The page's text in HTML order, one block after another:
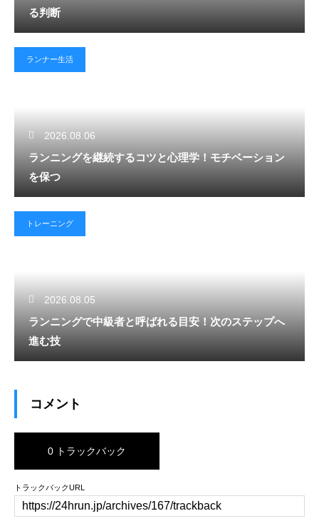
る判断
ランナー生活
2026.08.06
ランニングを継続するコツと心理学！モチベーション
を保つ
トレーニング
2026.08.05
ランニングで中級者と呼ばれる目安！次のステップへ
進む技
コメント
0 トラックバック
トラックバックURL